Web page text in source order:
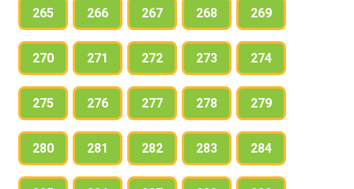
265 266 267 268 269
270 271 272 273 274
275 276 277 278 279
280 281 282 283 284